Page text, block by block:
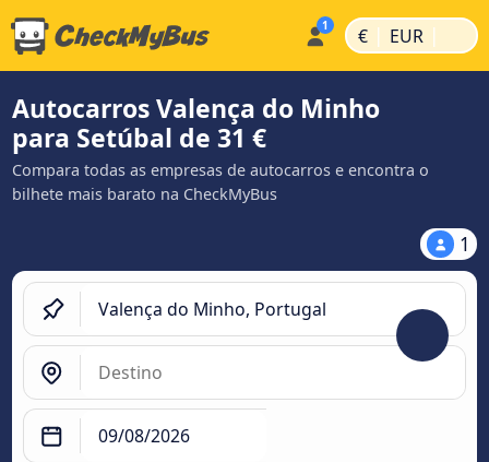
€ | EUR |
Autocarros Valença do Minho
para Setúbal de 31 €
Compara todas as empresas de autocarros e encontra o
bilhete mais barato na CheckMyBus
1